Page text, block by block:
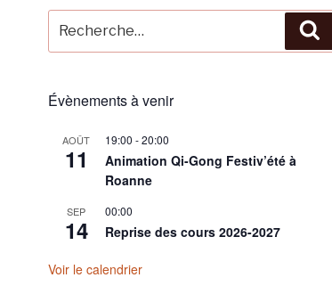
pour
:
Évènements à venir
AOÛT
11
19:00 -20:00
Animation Qi-Gong Festiv’été à
Roanne
SEP
14
00:00
Reprise des cours 2026-2027
Voir le calendrier